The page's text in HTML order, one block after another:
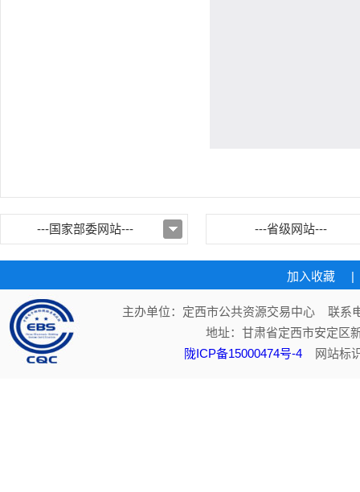
---国家部委网站--- ---省级网站---
加入收藏 |
主办单位：定西市公共资源交易中心 联系
地址：甘肃省定西市安定
陇ICP备15000474号-4 网站标